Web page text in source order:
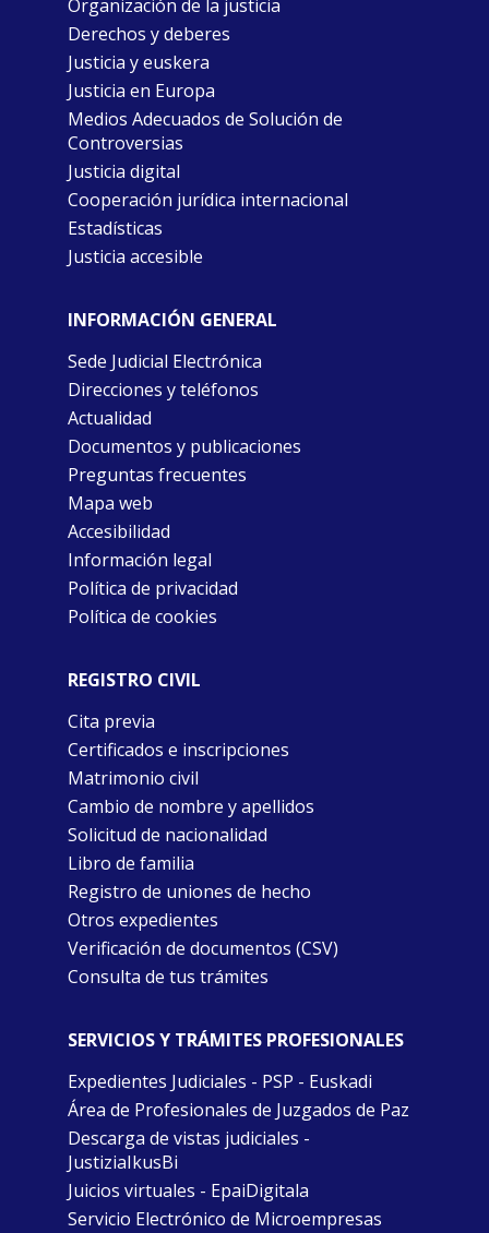
Organización de la justicia
Derechos y deberes
Justicia y euskera
Justicia en Europa
Medios Adecuados de Solución de
Controversias
Justicia digital
Cooperación jurídica internacional
Estadísticas
Justicia accesible
INFORMACIÓN GENERAL
Sede Judicial Electrónica
Direcciones y teléfonos
Actualidad
Documentos y publicaciones
Preguntas frecuentes
Mapa web
Accesibilidad
Información legal
Política de privacidad
Política de cookies
REGISTRO CIVIL
Cita previa
Certificados e inscripciones
Matrimonio civil
Cambio de nombre y apellidos
Solicitud de nacionalidad
Libro de familia
Registro de uniones de hecho
Otros expedientes
Verificación de documentos (CSV)
Consulta de tus trámites
SERVICIOS Y TRÁMITES PROFESIONALES
Expedientes Judiciales - PSP - Euskadi
Área de Profesionales de Juzgados de Paz
Descarga de vistas judiciales -
JustiziaIkusBi
Juicios virtuales - EpaiDigitala
Servicio Electrónico de Microempresas